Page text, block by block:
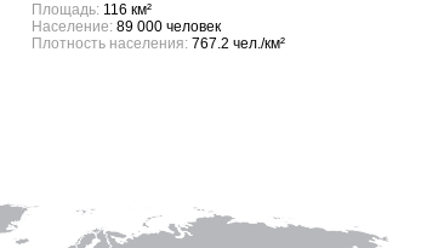
Площадь: 116 км²
Население: 89 000 человек
Плотность населения: 767.2 чел./км²